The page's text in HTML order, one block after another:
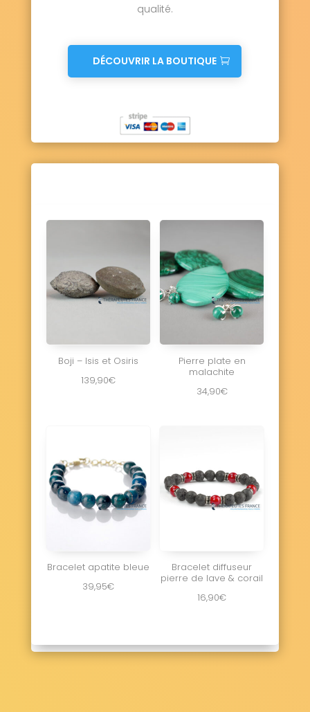
qualité.
DÉCOUVRIR LA BOUTIQUE
Boji – Isis et Osiris
139,90€
Pierre plate en
malachite
34,90€
Bracelet apatite bleue
39,95€
Bracelet diffuseur
pierre de lave & corail
16,90€